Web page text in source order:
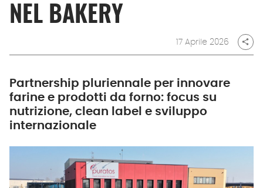
NEL BAKERY
17 Aprile 2026 share
Partnership pluriennale per innovare
farine e prodotti da forno: focus su
nutrizione, clean label e sviluppo
internazionale